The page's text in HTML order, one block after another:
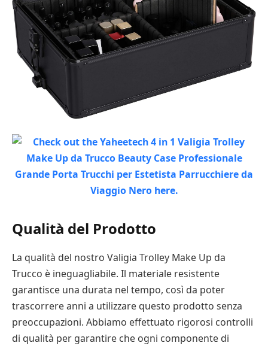
Qualità del Prodotto
La qualità del nostro Valigia Trolley Make Up da
Trucco è ineguagliabile. Il materiale resistente
garantisce una durata nel tempo, così da poter
trascorrere anni a utilizzare questo prodotto senza
preoccupazioni. Abbiamo effettuato rigorosi controlli
di qualità per garantire che ogni componente di